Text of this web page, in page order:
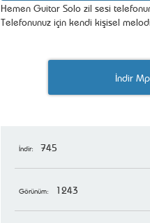
Hemen Guitar Solo zil sesi
Telefonunuz için kendi kişisel
İndir
İndir: 745
Görünüm: 1243